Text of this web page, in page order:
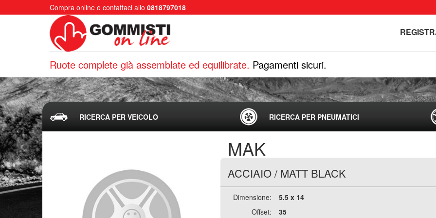
Compra online o contattaci allo 0818797018
Ruote complete già assemblate ed equilibrate. Pagamenti sicuri.
RICERCA PER VEICOLO RICERCA PER PNEUMATICI
MAK
ACCIAIO/ MATT BLACK
Dimensione:
5.5 x 14
Offset:
35